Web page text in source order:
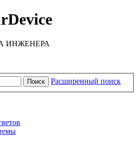
ИНЖЕНЕРА
Поиск Расширенный поиск